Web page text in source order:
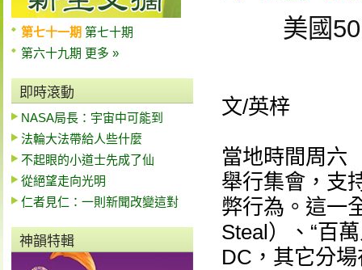
第七十一期 第七十期
第六十九期 更多 »
即時滾動
NASA局長：宇宙中可能到
法輪大法帶給人些什麼
不起眼的小道士先成了仙
從絕望走向光明
仁者見仁：一則新聞改變這對
神韻特輯
美國
文/英梓
當地時間周六
舉行集會，支
弊行為。這一
Steal）、“百
DC，其它分